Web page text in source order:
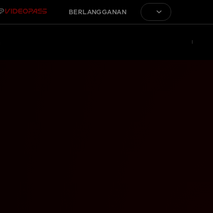
BERLANGGANAN